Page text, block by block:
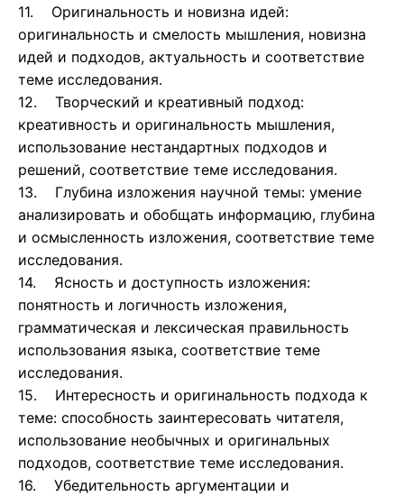
11. Оригинальность и новизна идей:
оригинальность и смелость мышления, новизна
идей и подходов, актуальность и соответствие
теме исследования.
12. Творческий и креативный подход:
креативность и оригинальность мышления,
использование нестандартных подходов и
решений, соответствие теме исследования.
13. Глубина изложения научной темы: умение
анализировать и обобщать информацию, глубина
и осмысленность изложения, соответствие теме
исследования.
14. Ясность и доступность изложения:
понятность и логичность изложения,
грамматическая и лексическая правильность
использования языка, соответствие теме
исследования.
15. Интересность и оригинальность подхода к
теме: способность заинтересовать читателя,
использование необычных и оригинальных
подходов, соответствие теме исследования.
16. Убедительность аргументации и